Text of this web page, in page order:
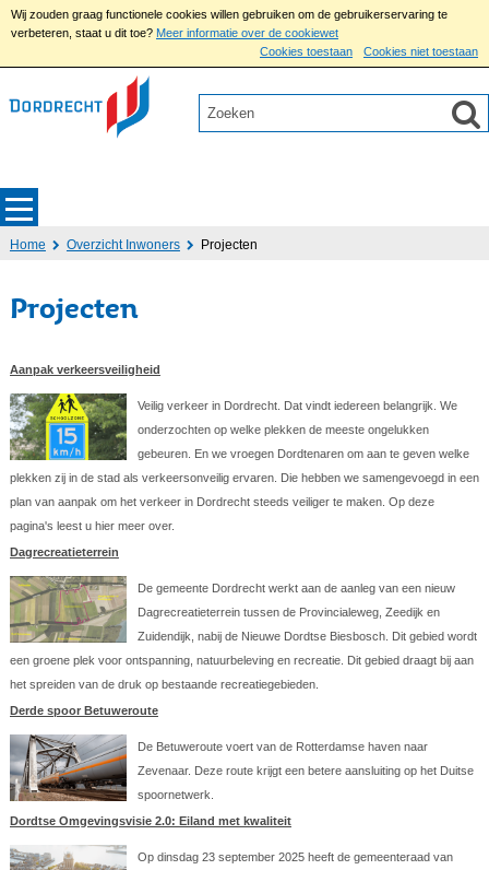
Wij zouden graag functionele cookies willen gebruiken om de gebruikerservaring te
verbeteren, staat u dit toe? Meer informatie over de cookiewet
Cookies toestaan
Cookies niet toestaan
Home Overzicht Inwoners Projecten
Projecten
Aanpak verkeersveiligheid
Veilig verkeer in Dordrecht. Dat vindt iedereen belangrijk. We
onderzochten op welke plekken de meeste ongelukken
gebeuren. En we vroegen Dordtenaren om aan te geven welke
plekken zij in de stad als verkeersonveilig ervaren. Die hebben we samengevoegd in een
plan van aanpak om het verkeer in Dordrecht steeds veiliger te maken. Op deze
pagina's leest u hier meer over.
Dagrecreatieterrein
De gemeente Dordrecht werkt aan de aanleg van een nieuw
Dagrecreatieterrein tussen de Provincialeweg, Zeedijk en
Zuidendijk, nabij de Nieuwe Dordtse Biesbosch. Dit gebied wordt
een groene plek voor ontspanning, natuurbeleving en recreatie. Dit gebied draagt bij aan
het spreiden van de druk op bestaande recreatiegebieden.
Derde spoor Betuweroute
De Betuweroute voert van de Rotterdamse haven naar
Zevenaar. Deze route krijgt een betere aansluiting op het Duitse
spoornetwerk.
Dordtse Omgevingsvisie 2.0: Eiland met kwaliteit
Op dinsdag 23 september 2025 heeft de gemeenteraad van